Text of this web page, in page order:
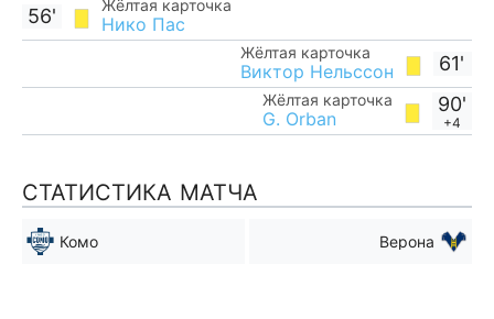
Жёлтая карточка
Нико Пас
56'
61'
Жёлтая карточка
Виктор Нельссон
90'
+4
Жёлтая карточка
G. Orban
СТАТИСТИКА МАТЧА
Комо Верона